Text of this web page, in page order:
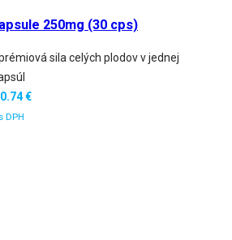
250mg (30 cps)
sila celých plodov v jednej
€
DPH